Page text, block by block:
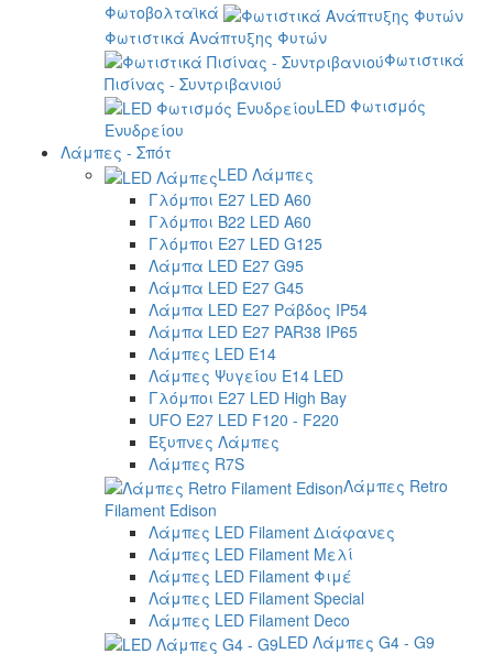
Φωτοβολταϊκά
Φωτιστικά Ανάπτυξης Φυτών
Φωτιστικά
Πισίνας - Συντριβανιού
LED Φωτισμός
Ενυδρείου
Λάμπες - Σπότ
LED Λάμπες
Γλόμποι E27 LED A60
Γλόμποι B22 LED A60
Γλόμποι E27 LED G125
Λάμπα LED E27 G95
Λάμπα LED E27 G45
Λάμπα LED E27 Ράβδος IP54
Λάμπα LED E27 PAR38 IP65
Λάμπες LED E14
Λάμπες Ψυγείου E14 LED
Γλόμποι E27 LED High Bay
UFO E27 LED F120 - F220
Έξυπνες Λάμπες
Λάμπες R7S
Λάμπες Retro
Filament Edison
Λάμπες LED Filament Διάφανες
Λάμπες LED Filament Μελί
Λάμπες LED Filament Φιμέ
Λάμπες LED Filament Special
Λάμπες LED Filament Deco
LED Λάμπες G4 - G9